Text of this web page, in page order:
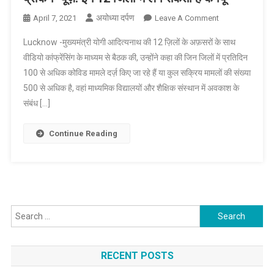
April 7, 2021 अयोध्या दर्पण Leave A CommentOn
न्यूज़:
इन
12
जिलों
Lucknow -मुख्यमंत्री योगी आदित्यनाथ की 12 ज़िलों के अफ़सरों के साथ
वीडियो कांफ्रेंसिंग के माध्यम से बैठक की, उन्होंने कहा की जिन जिलों में प्रतिदिन
100 से अधिक कोविड मामले दर्ज़ किए जा रहे हैं या कुल सक्रिय मामलों की संख्या
500 से अधिक है, वहां माध्यमिक विद्यालयों और शैक्षिक संस्थान में अवकाश के
संबंध […]
Continue Reading
Search
for:
RECENT POSTS